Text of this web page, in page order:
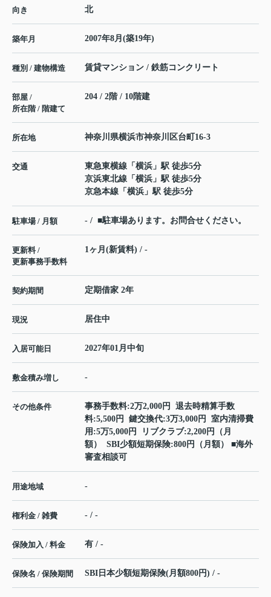
向き 北
築年月 2007年8月(築19年)
種別 / 建物構造 賃貸マンション / 鉄筋コンクリート
部屋 /
所在階 / 階建て
204 / 2階 / 10階建
所在地 神奈川県横浜市神奈川区台町 16-3
交通 東急東横線 「 横浜 」駅 徒歩5分
京浜東北線 「 横浜 」駅 徒歩5分
京急本線 「 横浜 」駅 徒歩5分
駐車場 / 月額 - / ■駐車場あります。お問合せください。
更新料 /
更新事務手数料
1ヶ月(新賃料) / -
契約期間 定期借家 2年
現況 居住中
入居可能日 2027年01月中旬
敷金積み増し -
その他条件
事務手数料:2万2,000円 退去時精算手数
料:5,500円 鍵交換代:3万3,000円 室内清掃費
用:5万5,000円 リブクラブ:2,200円（月
額） SBI少額短期保険:800円（月額） ■海外
審査相談可
用途地域 -
権利金 / 雑費 - / -
保険加入 / 料金 有 / -
保険名 / 保険期間 SBI日本少額短期保険(月額800円) / -